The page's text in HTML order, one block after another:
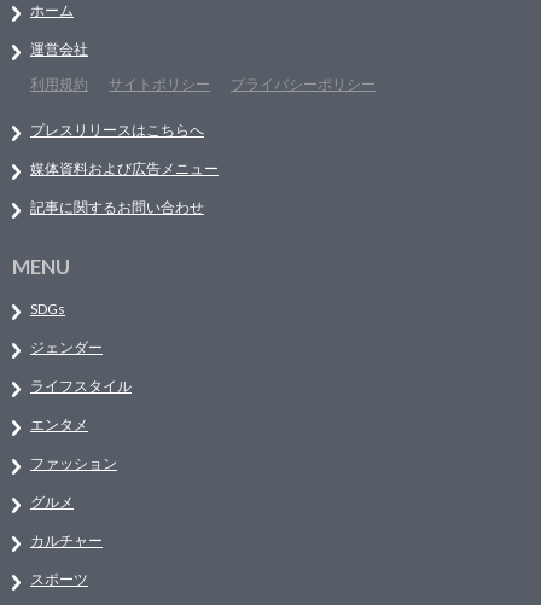
ホーム
運営会社
利用規約
サイトポリシー プライバシーポリシー
プレスリリースはこちらへ
媒体資料および広告メニュー
記事に関するお問い合わせ
MENU
SDGs
ジェンダー
ライフスタイル
エンタメ
ファッション
グルメ
カルチャー
スポーツ